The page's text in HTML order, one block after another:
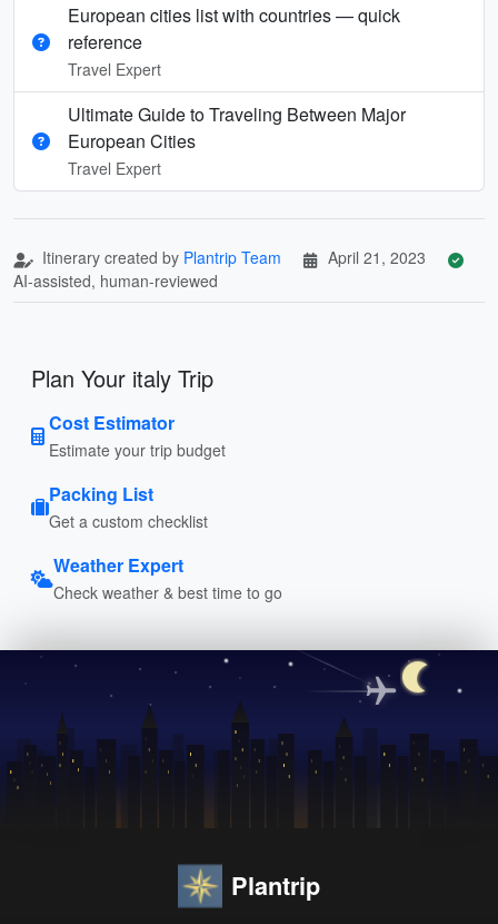
European cities list with countries — quick
reference
Travel Expert
Ultimate Guide to Traveling Between Major
European Cities
Travel Expert
Itinerary created by Plantrip Team
April 21, 2023
AI-assisted, human-reviewed
Plan Your italy Trip
Cost Estimator
Estimate your trip budget
Packing List
Get a custom checklist
Weather Expert
Check weather & best time to go
Plantrip